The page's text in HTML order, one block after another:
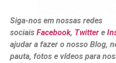
Siga-nos em nossas redes
sociais Facebook, Twitter e
ajudar a fazer o nosso Blog,
pauta, fotos e vídeos para